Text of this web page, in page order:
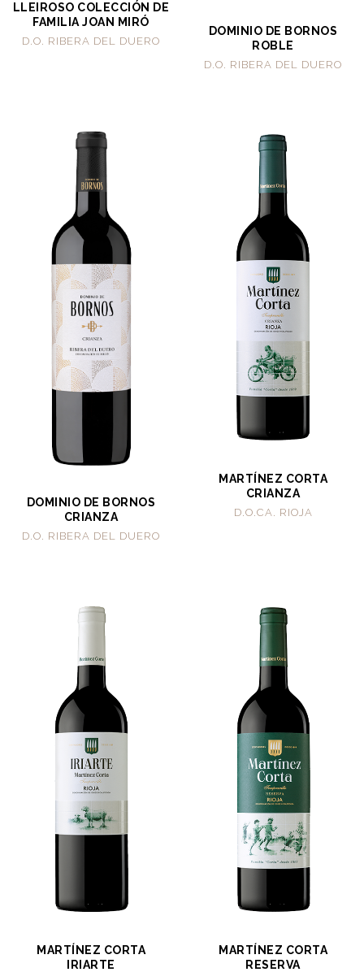
LLEIROSO COLECCIÓN DE
FAMILIA JOAN MIRÓ
D.O. RIBERA DEL DUERO
DOMINIO DE BORNOS
ROBLE
D.O. RIBERA DEL DUERO
DOMINIO DE BORNOS
CRIANZA
D.O. RIBERA DEL DUERO
MARTÍNEZ CORTA
CRIANZA
D.O.CA. RIOJA
MARTÍNEZ CORTA
IRIARTE
MARTÍNEZ CORTA
RESERVA